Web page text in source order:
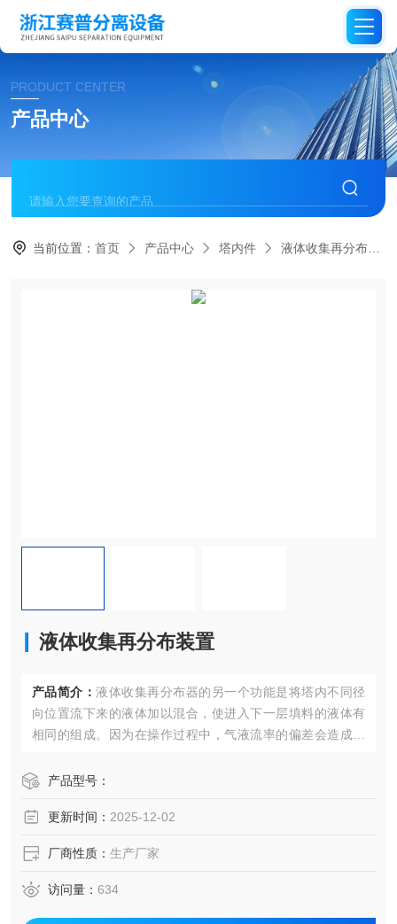
PRODUCT CENTER
产品中心
当前位置：首页 产品中心 塔内件 液体收集再分布器
液体收集再分布装置
产品简介： 液体收集再分布器的另一个功能是将塔内不同径
向位置流下来的液体加以混合，使进入下一层填料的液体有
相同的组成。因为在操作过程中，气液流率的偏差会造成局
到应有的组成，这就造成塔截面出现径向浓度差，如果不及
混合。另外，它还必须将上升的蒸气均分布到1层填料中去，
产品型号：
更新时间： 2025-12-02
厂商性质： 生产厂家
访问量： 634